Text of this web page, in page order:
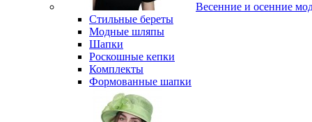
Весенние и осенние
Стильные береты
Модные шляпы
Шапки
Роскошные кепки
Комплекты
Формованные шапки